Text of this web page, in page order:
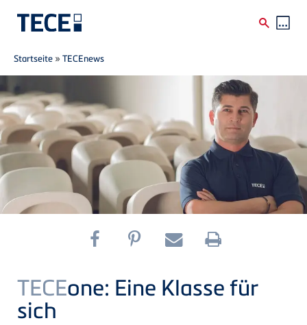
Direkt zum Inhalt
Breadcrumb
Startseite »TECEnews
TECEone: Eine Klasse für
sich